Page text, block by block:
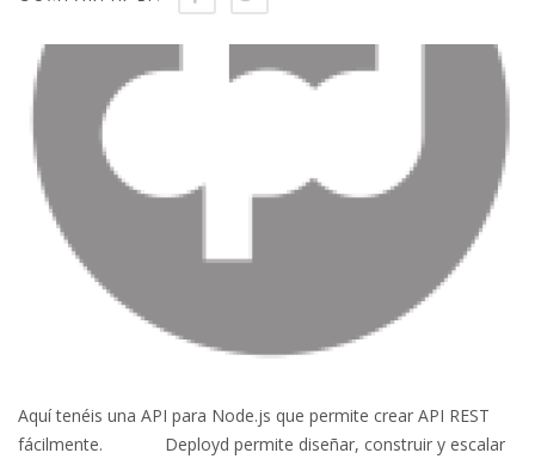
Aquí tenéis una API para Node.js que permite crear API REST
fácilmente. Deployd permite diseñar, construir y escalar